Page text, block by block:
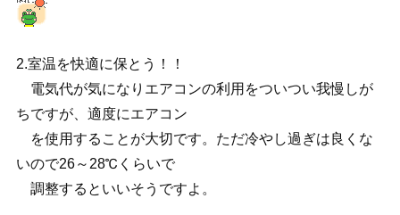
2.室温を快適に保とう！！
電気代が気になりエアコンの利用をついつい我慢しが
ちですが、適度にエアコン
を使用することが大切です。ただ冷やし過ぎは良くな
いので26～28℃くらいで
調整するといいそうですよ。